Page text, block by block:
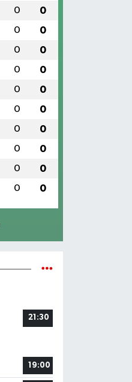
0 0
0 0
0 0
0 0
0 0
0 0
0 0
0 0
0 0
0 0
21:30
19:00